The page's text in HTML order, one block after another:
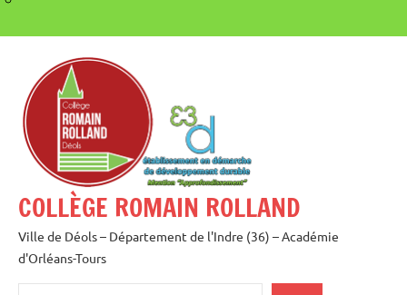
contenu
COLLÈGE ROMAIN ROLLAND
Ville de Déols – Département de l'Indre (36) – Académie
d'Orléans-Tours